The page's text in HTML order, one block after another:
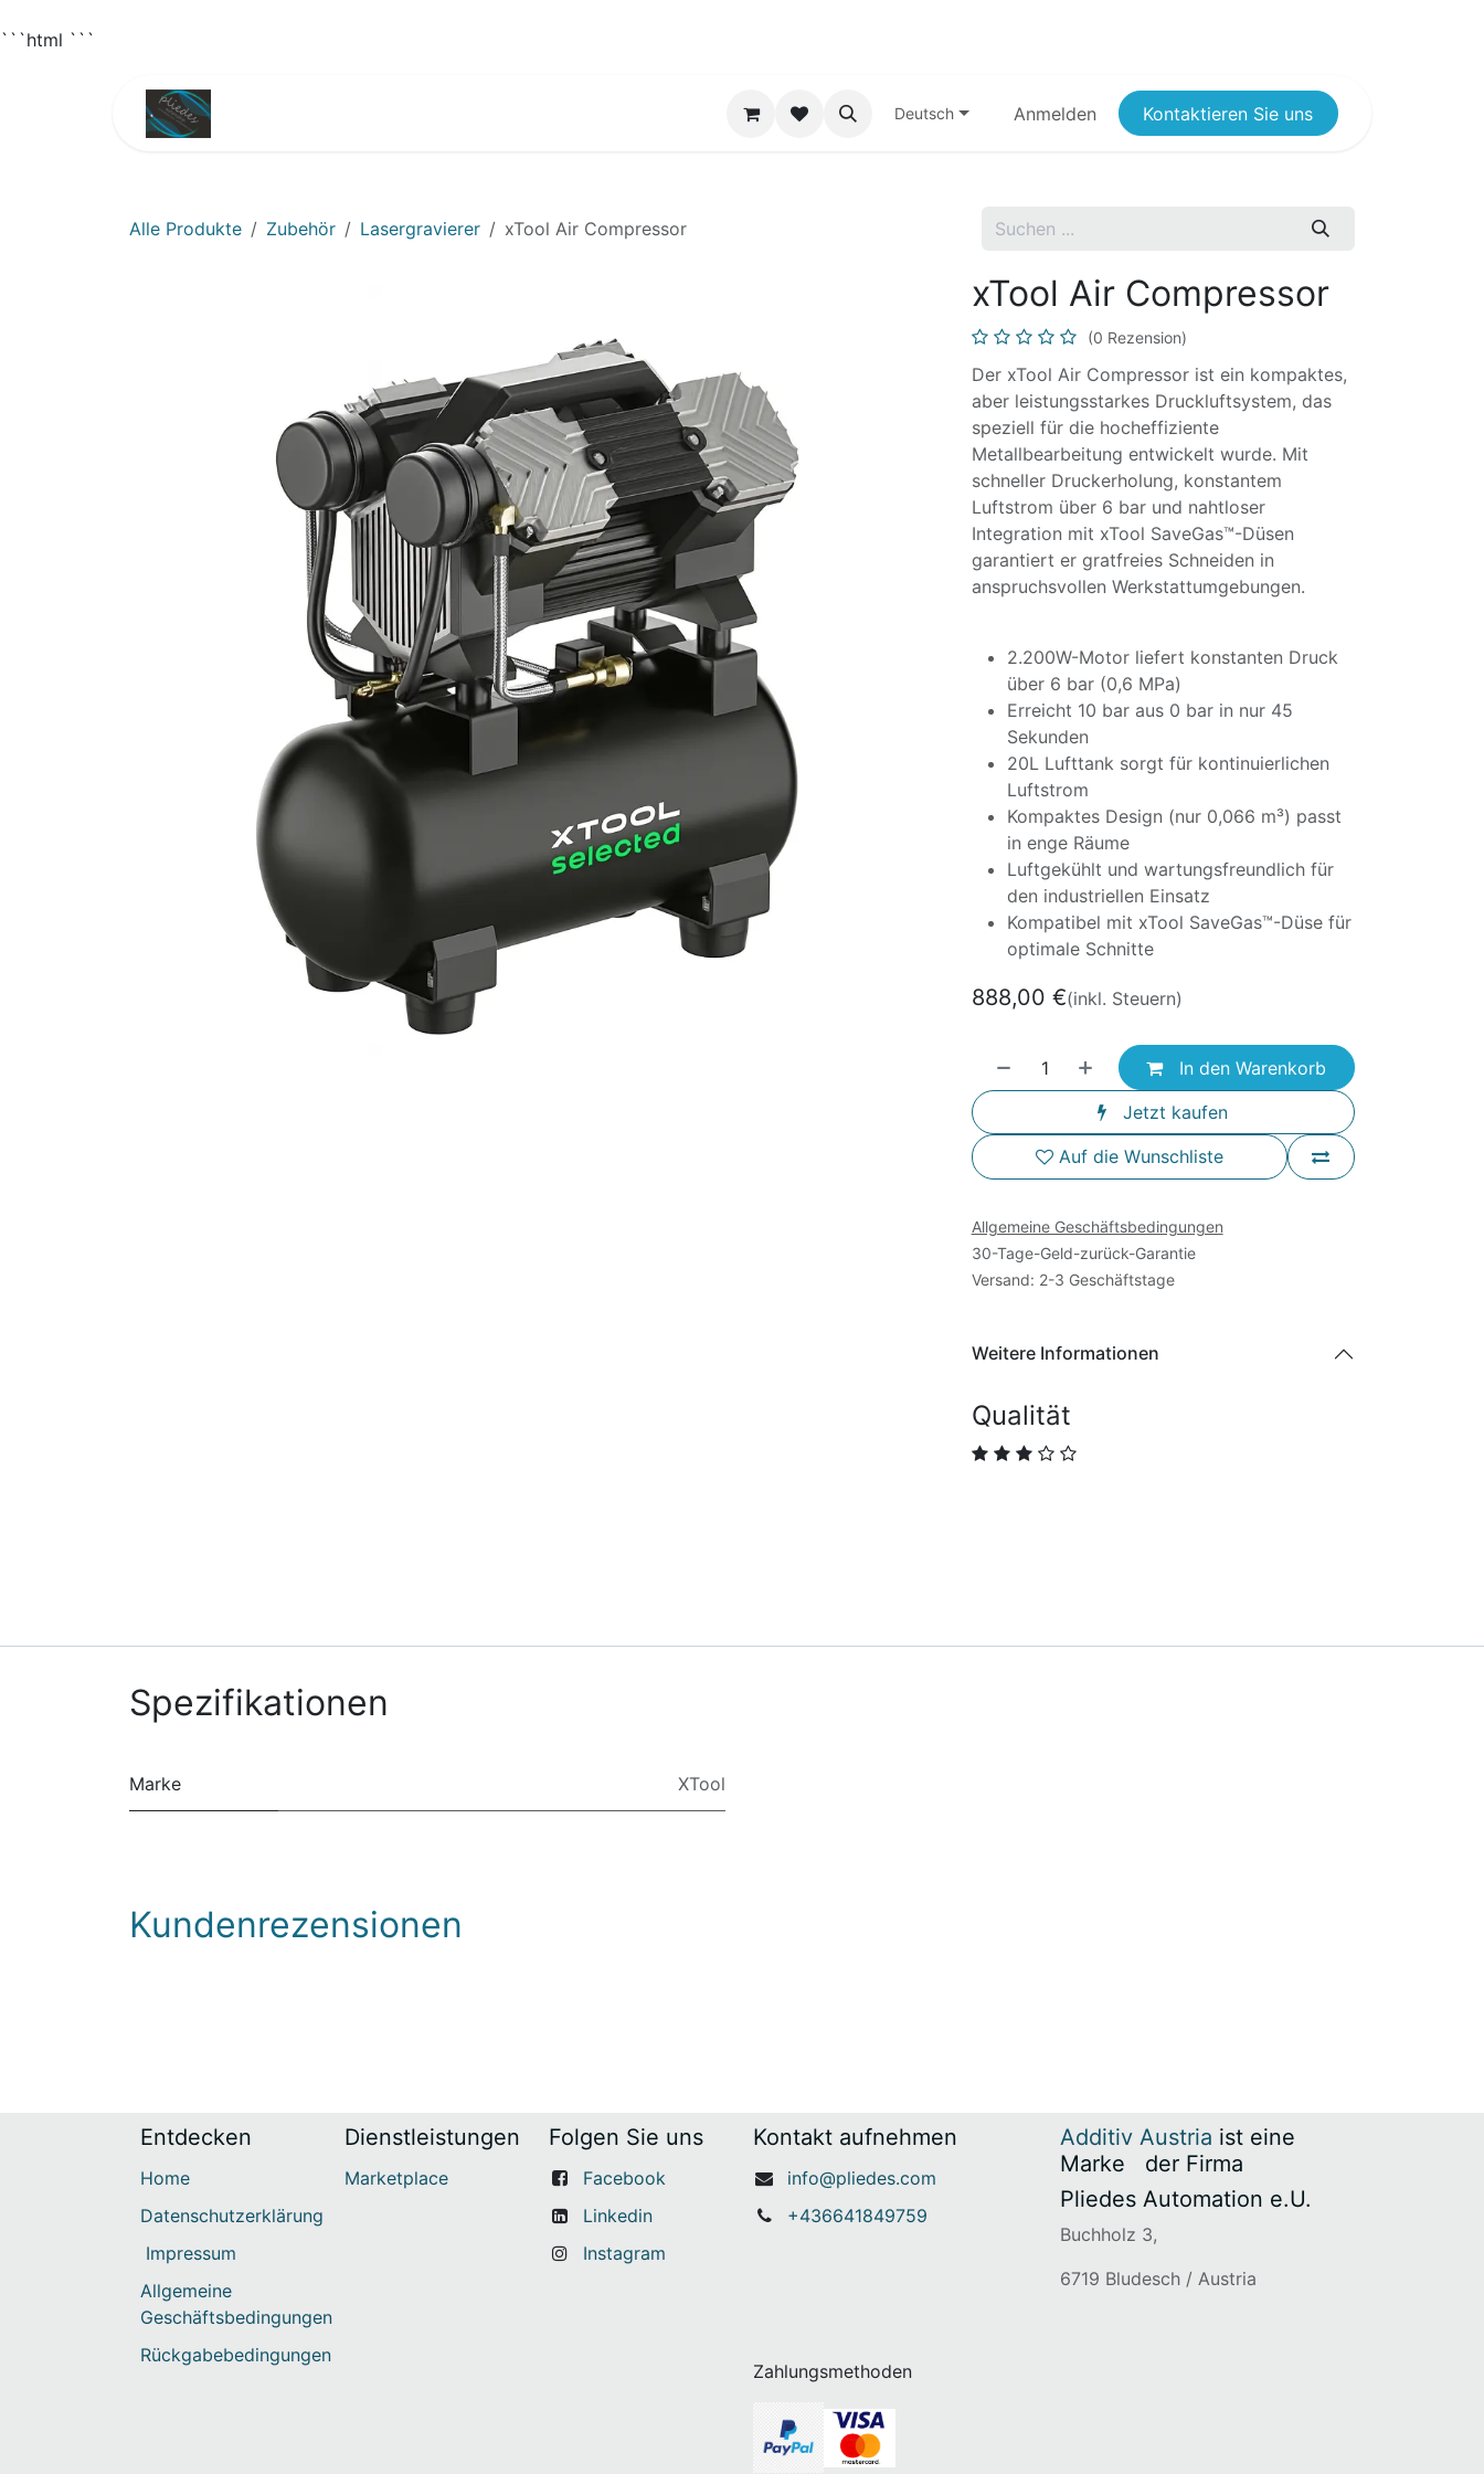
```html ```
Deutsch Anmelden Kontaktieren Sie uns
Alle Produkte Zubehör Lasergravierer xTool Air Compressor
xTool Air Compressor
(0 Rezension)
Der xTool Air Compressor ist ein kompaktes,
aber leistungsstarkes Druckluftsystem, das
speziell für die hocheffiziente
Metallbearbeitung entwickelt wurde. Mit
schneller Druckerholung, konstantem
Luftstrom über 6 bar und nahtloser
Integration mit xTool SaveGas™-Düsen
garantiert er gratfreies Schneiden in
anspruchsvollen Werkstattumgebungen.
2.200W-Motor liefert konstanten Druck
über 6 bar (0,6 MPa)
Erreicht 10 bar aus 0 bar in nur 45
Sekunden
20L Lufttank sorgt für kontinuierlichen
Luftstrom
Kompaktes Design (nur 0,066 m³) passt
in enge Räume
Luftgekühlt und wartungsfreundlich für
den industriellen Einsatz
Kompatibel mit xTool SaveGas™-Düse für
optimale Schnitte
888,00 €(inkl. Steuern)
In den Warenkorb
Jetzt kaufen
Auf die Wunschliste
Allgemeine Geschäftsbedingungen
30-Tage-Geld-zurück-Garantie
Versand: 2-3 Geschäftstage
Weitere Informationen
Qualität
Spezifikationen
Marke XTool
Kundenrezensionen
Entdecken
Home
Datenschutzerklärung
Impressum
Allgemeine
Geschäftsbedingungen
Rückgabebedingungen
Dienstleistungen
Marketplace
Folgen Sie uns
Facebook
Linkedin
Instagram
Kontakt aufnehmen
info@pliedes.com
+436641849759
Zahlungsmethoden
Additiv Austria ist eine
Marke ​der Firma
Pliedes Automation e.U.
Buchholz 3,
6719 Bludesch / Austria